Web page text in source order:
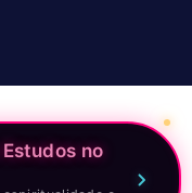
no